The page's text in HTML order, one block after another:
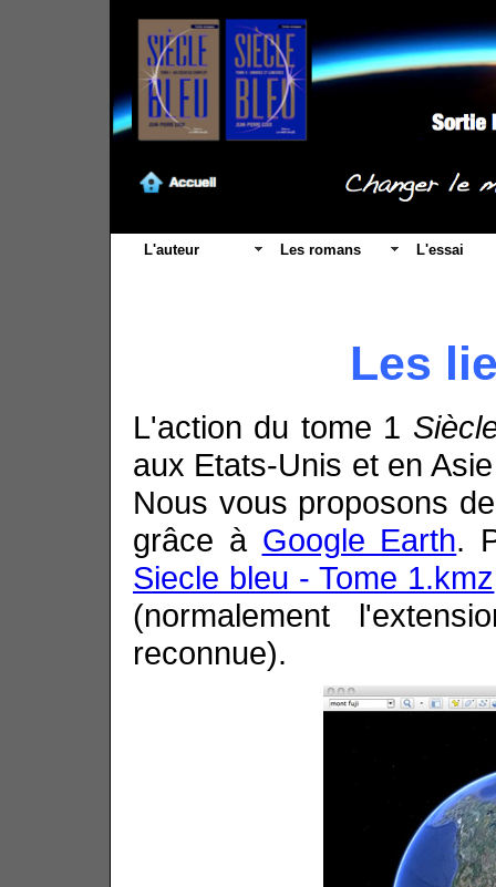
L'auteur Les romans L'essai
Les
L'action du tome 1
aux Etats-Unis et en
Nous vous proposons
grâce à Google Earth.
Siecle bleu - Tome 1.kmz
(normalement
reconnue).